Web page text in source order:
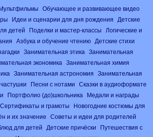
Обучающее и развивающее видео
Идеи и сценарии для дня рождения
Детские
детей Поделки и мастер-классы
Логические и
Азбука и обучение чтению
Детские стихи
Занимательная этика
Занимательная
экономика
Занимательная химия
Занимательная астрономия
Занимательная
Песни с нотами
Сказки в аудиоформате
Портфолио (до)школьника
Медали и награды
Сертификаты и грамоты
Новогодние костюмы для
и их значение
Советы и идеи для родителей
для детей
Детские причёски
Путешествия с